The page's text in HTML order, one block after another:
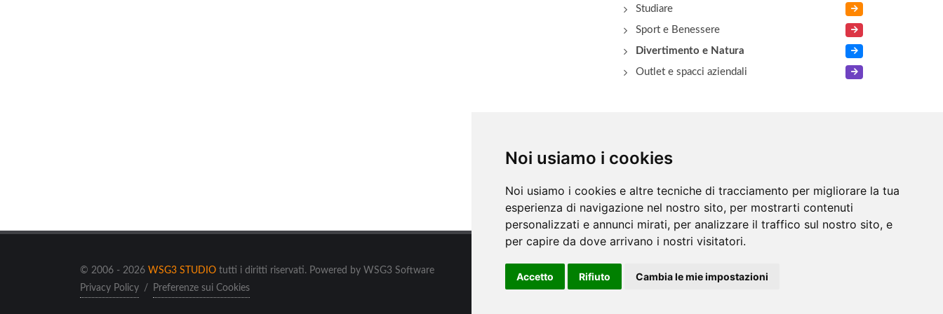
Noi usiamo i cookies
Noi usiamo i cookies e altre tecniche di tracciamento per migliorare la tua
esperienza di navigazione nel nostro sito, per mostrarti contenuti
personalizzati e annunci mirati, per analizzare il traffico sul nostro sito, e
per capire da dove arrivano i nostri visitatori.
Accetto Rifiuto Cambia le mie impostazioni
Studiare
Sport e Benessere
Divertimento e Natura
Outlet e spacci aziendali
Numeri Utili
© 2006 - 2026 WSG3 STUDIO tutti i diritti riservati. Powered by WSG3 Software
Privacy Policy / Preferenze sui Cookies
Chi siamo /